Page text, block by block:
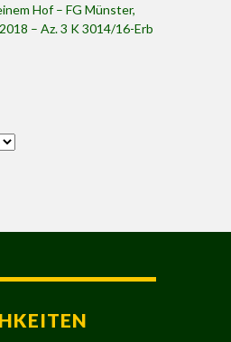
Hof – FG Münster,
– Az. 3 K 3014/16-Erb